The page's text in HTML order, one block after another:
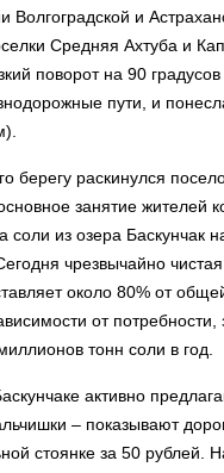
Волгоградской и
Средняя Ахтуба и
поворот на 90 градусов
пути, и
берегу раскинулся
занятие жителей
соли из озера Баскунчак
чрезвычайно
около 80% от
от
тонн соли в год.
активно
– показывают
стоянке за 50 рублей.